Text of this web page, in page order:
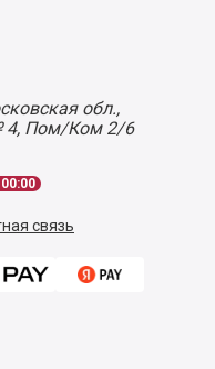
обл.,
4, Пом/Ком 2/6
связь